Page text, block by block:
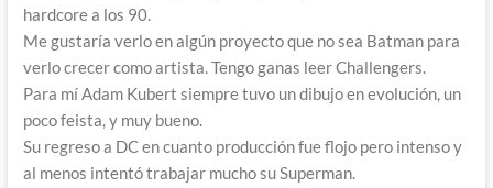
hardcore a los 90.
Me gustaría verlo en algún proyecto que no sea Batman para
verlo crecer como artista. Tengo ganas leer Challengers.
Para mí Adam Kubert siempre tuvo un dibujo en evolución, un
poco feista, y muy bueno.
Su regreso a DC en cuanto producción fue flojo pero intenso y
al menos intentó trabajar mucho su Superman.